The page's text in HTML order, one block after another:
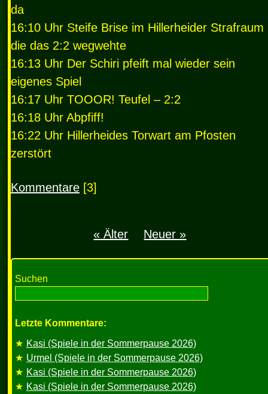
da
16:10 Uhr Steife Brise im Hillerheider Strafraum
die das 2:2 wegwehte
16:13 Uhr Der Schiri pfeift mal wieder sein
eigenes Spiel
16:17 Uhr TOOOR! Teufel – 2:2
16:18 Uhr Abpfiff!
16:22 Uhr Hillerheides Torwart am Pfosten
zerstört
Kommentare [3]
« Älter Neuer »
Suchen
Letzte Kommentare:
Kasi (Spiele in der Sommerpause 2026)
Urmel (Spiele in der Sommerpause 2026)
Kasi (Spiele in der Sommerpause 2026)
Kasi (Spiele in der Sommerpause 2026)